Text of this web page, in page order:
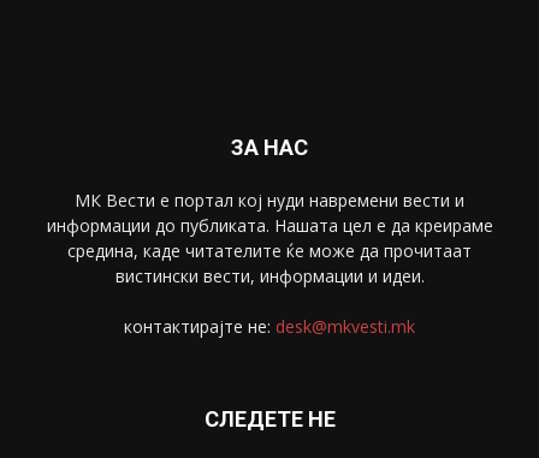
ЗА НАС
МК Вести е портал коj нуди навремени вести и
информации до публиката. Нашата цел е да креираме
средина, каде читателите ќе може да прочитаат
вистински вести, информации и идеи.
контактирајте не: desk@mkvesti.mk
СЛЕДЕТЕ НЕ